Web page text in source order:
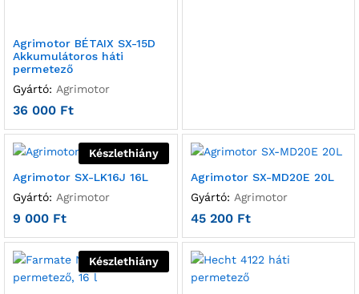
Agrimotor BÉTAIX SX-15D
Akkumulátoros háti
permetező
Gyártó: Agrimotor
36 000 Ft
Készlethiány
Agrimotor SX-LK16J 16L
Gyártó: Agrimotor
9 000 Ft
Agrimotor SX-MD20E 20L
Gyártó: Agrimotor
45 200 Ft
Készlethiány